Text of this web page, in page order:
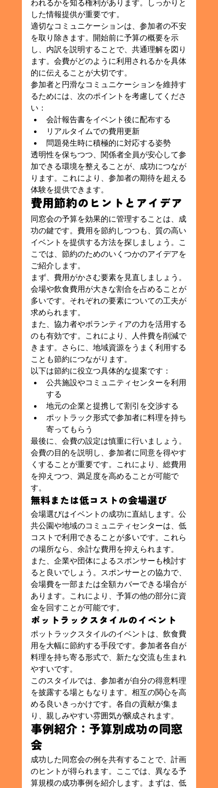
われるかを知る権利があります。しっかりと
した情報提供が重要です。
適切なコミュニケーションは、参加者の不安
を取り除きます。開始前に予算の概要を示
し、内訳を説明することで、共通理解を図り
ます。会費がどのように利用されるかを具体
的に伝えることが大切です。
参加者と円滑なコミュニケーションを維持す
るためには、次のポイントを考慮してくださ
い：
会計報告書をイベント後に配布する
リアルタイムでの費用更新
問題発生時に積極的に対応する姿勢
透明性を保ちつつ、関係者全員が安心して参
加できる環境を整えることが、成功につなが
ります。これにより、参加者の期待を超える
体験を提供できます。
費用節約のヒントとアイデア
同窓会の予算を効果的に管理することは、成
功の鍵です。費用を節約しつつも、質の高い
イベントを提供する方法を探しましょう。こ
こでは、節約のためのいくつかのアイデアを
ご紹介します。
まず、費用がかさむ要素を見直しましょう。
会場や飲食費用が大きな割合を占めることが
多いです。それぞれの要素についての工夫が
求められます。
また、協力者やボランティアの力を活用する
のも有効です。これにより、人件費を削減で
きます。さらに、地域資源をうまく利用する
ことも節約につながります。
以下は節約に役立つ具体的な提案です：
公共施設やコミュニティセンターを利用
する
地元の企業と提携して割引を交渉する
ポットラック形式で参加者に料理を持ち
寄ってもらう
最後に、会費の設定は慎重に行いましょう。
会費の目的を説明し、参加者に同意を得やす
くすることが重要です。これにより、総費用
を抑えつつ、満足度を高めることが可能で
す。
無料または低コストの会場選び
会場選びはイベントの成功に直結します。公
共公園や地域のコミュニティセンターは、低
コストで利用できることが多いです。これら
の場所なら、余計な費用を抑えられます。
また、企業や団体によるスポンサーも検討す
ると良いでしょう。スポンサーとの協力で、
会場費を一部または全額カバーできる場合が
あります。これにより、予算の他の部分に資
金を回すことが可能です。
ポットラックスタイルのイベント
ポットラックスタイルのイベントは、飲食費
用を大幅に節約する手段です。参加者各自が
料理を持ち寄る形式で、新たな交流も生まれ
やすいです。
このスタイルでは、参加者が自分の得意料理
を披露する場ともなります。相互の関心を高
める良いきっかけです。各自の貢献が集ま
り、親しみやすい雰囲気が醸成されます。
事例紹介：予算別成功の同窓
会
成功した同窓会の例を共有することで、計画
のヒントが得られます。ここでは、異なる予
算規模の成功事例を紹介します。まずは、低